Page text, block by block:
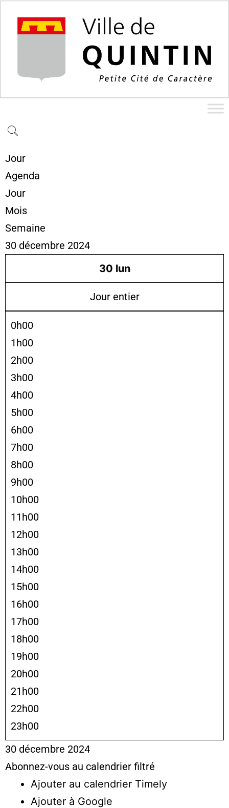
Jour
Agenda
Jour
Mois
Semaine
30 décembre 2024
30 lun
Jour entier
0h00
1h00
2h00
3h00
4h00
5h00
6h00
7h00
8h00
9h00
10h00
11h00
12h00
13h00
14h00
15h00
16h00
17h00
18h00
19h00
20h00
21h00
22h00
23h00
30 décembre 2024
Abonnez-vous au calendrier filtré
Ajouter au calendrier Timely
Ajouter à Google